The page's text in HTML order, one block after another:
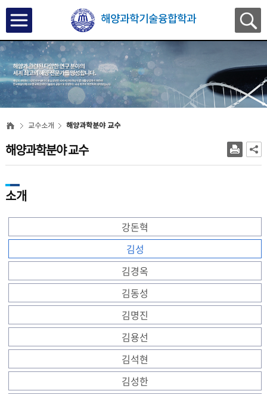
해양과학기술융합학과
교수소개 해양과학분야 교수
해양과학분야 교수
소개
강돈혁
김성
김경옥
김동성
김명진
김용선
김석현
김성한